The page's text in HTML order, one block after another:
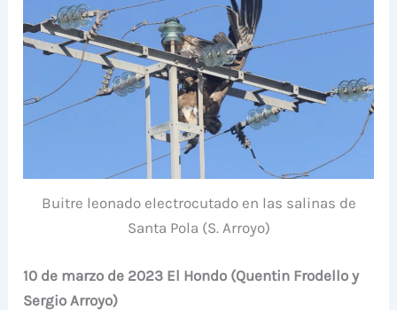
Buitre leonado electrocutado en las salinas de
Santa Pola (S. Arroyo)
10 de marzo de 2023 El Hondo (Quentin Frodello y
Sergio Arroyo)